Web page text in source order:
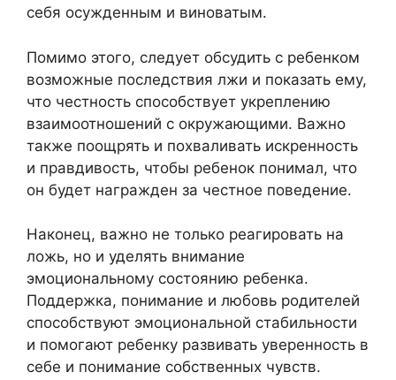
себя осужденным и виноватым.
Помимо этого, следует обсудить с ребенком
возможные последствия лжи и показать ему,
что честность способствует укреплению
взаимоотношений с окружающими. Важно
также поощрять и похваливать искренность
и правдивость, чтобы ребенок понимал, что
он будет награжден за честное поведение.
Наконец, важно не только реагировать на
ложь, но и уделять внимание
эмоциональному состоянию ребенка.
Поддержка, понимание и любовь родителей
способствуют эмоциональной стабильности
и помогают ребенку развивать уверенность в
себе и понимание собственных чувств.